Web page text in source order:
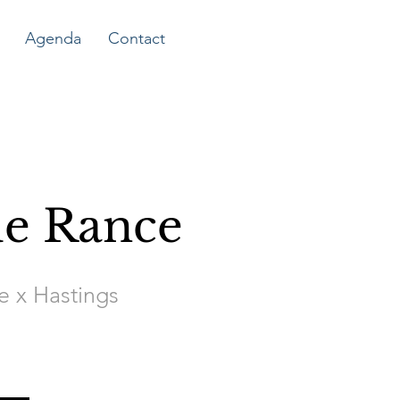
Agenda Contact
Rance
x Hastings